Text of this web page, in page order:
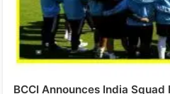
BCCI Announces India